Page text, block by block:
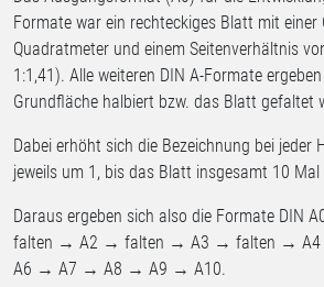
Formate war ein rechteckiges Blatt mit einer
Quadratmeter und einem Seitenverhältnis
1:1,41). Alle weiteren DIN A-Formate
Grundfläche halbiert bzw. das Blatt gefaltet
Dabei erhöht sich die Bezeichnung bei jeder
jeweils um 1, bis das Blatt insgesamt 10
Daraus ergeben sich also die Formate
falten → A2 → falten → A3 → falten →
A6 → A7 → A8 → A9 → A10.